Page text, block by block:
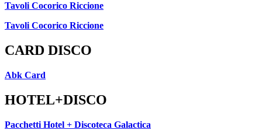
Tavoli Cocorico Riccione
Tavoli Cocorico Riccione
CARD DISCO
Abk Card
HOTEL+DISCO
Pacchetti Hotel + Discoteca Galactica